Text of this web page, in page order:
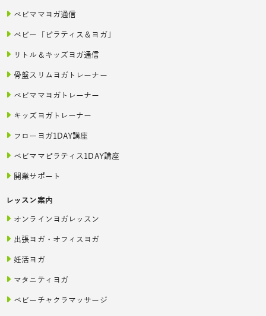
ベビママヨガ通信
ベビー「ピラティス＆ヨガ」
リトル＆キッズヨガ通信
骨盤スリムヨガトレーナー
ベビママヨガトレーナー
キッズヨガトレーナー
フローヨガ1DAY講座
ベビママピラティス1DAY講座
開業サポート
レッスン案内
オンラインヨガレッスン
出張ヨガ・オフィスヨガ
妊活ヨガ
マタニティヨガ
ベビーチャクラマッサージ